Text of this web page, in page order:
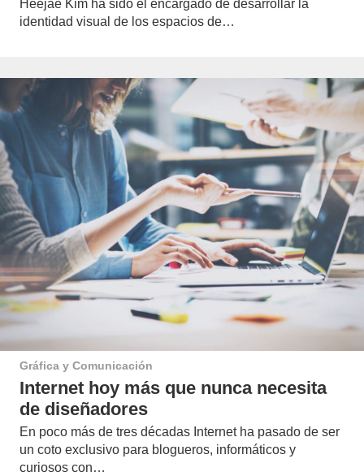
Heejae Kim ha sido el encargado de desarrollar la
identidad visual de los espacios de…
Gráfica y Comunicación
Internet hoy más que nunca necesita
de diseñadores
En poco más de tres décadas Internet ha pasado de ser
un coto exclusivo para blogueros, informáticos y
curiosos con…